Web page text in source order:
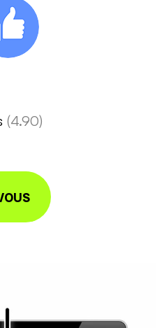
(4.90)